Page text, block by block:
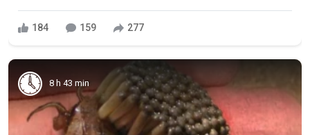
184 159 277
8 h 43 min